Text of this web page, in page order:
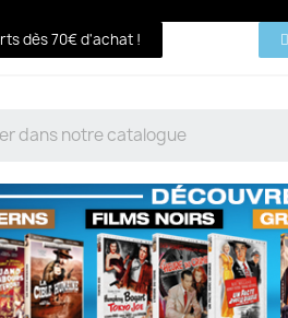
dès 70€ d'achat !